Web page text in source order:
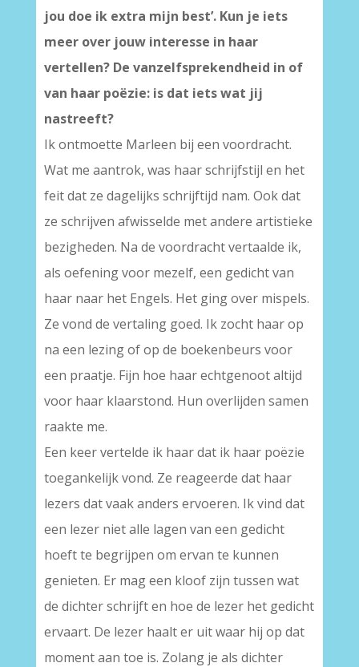
jou doe ik extra mijn best’. Kun je iets
meer over jouw interesse in haar
vertellen? De vanzelfsprekendheid in of
van haar poëzie: is dat iets wat jij
nastreeft?
Ik ontmoette Marleen bij een voordracht.
Wat me aantrok, was haar schrijfstijl en het
feit dat ze dagelijks schrijftijd nam. Ook dat
ze schrijven afwisselde met andere artistieke
bezigheden. Na de voordracht vertaalde ik,
als oefening voor mezelf, een gedicht van
haar naar het Engels. Het ging over mispels.
Ze vond de vertaling goed. Ik zocht haar op
na een lezing of op de boekenbeurs voor
een praatje. Fijn hoe haar echtgenoot altijd
voor haar klaarstond. Hun overlijden samen
raakte me.
Een keer vertelde ik haar dat ik haar poëzie
toegankelijk vond. Ze reageerde dat haar
lezers dat vaak anders ervoeren. Ik vind dat
een lezer niet alle lagen van een gedicht
hoeft te begrijpen om ervan te kunnen
genieten. Er mag een kloof zijn tussen wat
de dichter schrijft en hoe de lezer het gedicht
ervaart. De lezer haalt er uit waar hij op dat
moment aan toe is. Zolang je als dichter